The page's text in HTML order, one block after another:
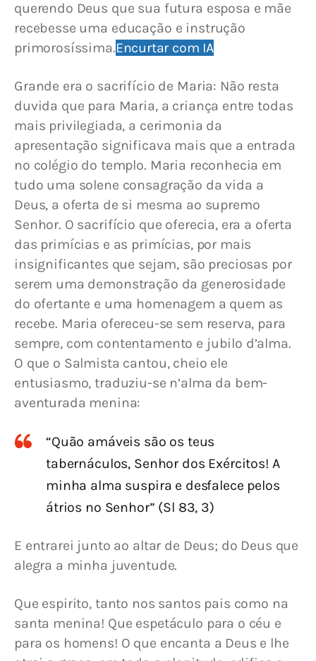
querendo Deus que sua futura esposa e mãe
recebesse uma educação e instrução
primorosíssima.Encurtar com IA
Grande era o sacrifício de Maria: Não resta
duvida que para Maria, a criança entre todas
mais privilegiada, a cerimonia da
apresentação significava mais que a entrada
no colégio do templo. Maria reconhecia em
tudo uma solene consagração da vida a
Deus, a oferta de si mesma ao supremo
Senhor. O sacrifício que oferecia, era a oferta
das primícias e as primícias, por mais
insignificantes que sejam, são preciosas por
serem uma demonstração da generosidade
do ofertante e uma homenagem a quem as
recebe. Maria ofereceu-se sem reserva, para
sempre, com contentamento e jubilo d’alma.
O que o Salmista cantou, cheio ele
entusiasmo, traduziu-se n’alma da bem-
aventurada menina:
“Quão amáveis são os teus
tabernáculos, Senhor dos Exércitos! A
minha alma suspira e desfalece pelos
átrios no Senhor” (Sl 83, 3)
E entrarei junto ao altar de Deus; do Deus que
alegra a minha juventude.
Que espirito, tanto nos santos pais como na
santa menina! Que espetáculo para o céu e
para os homens! O que encanta a Deus e lhe